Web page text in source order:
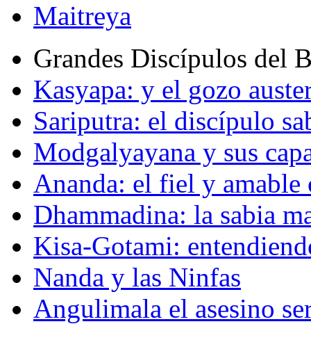
Maitreya
Grandes Discípulos del
Kasyapa: y el gozo
Sariputra: el discípulo
Modgalyayana y sus
Ananda: el fiel y amable
Dhammadina: la sabia
Kisa-Gotami:
Nanda y las Ninfas
Angulimala el asesino